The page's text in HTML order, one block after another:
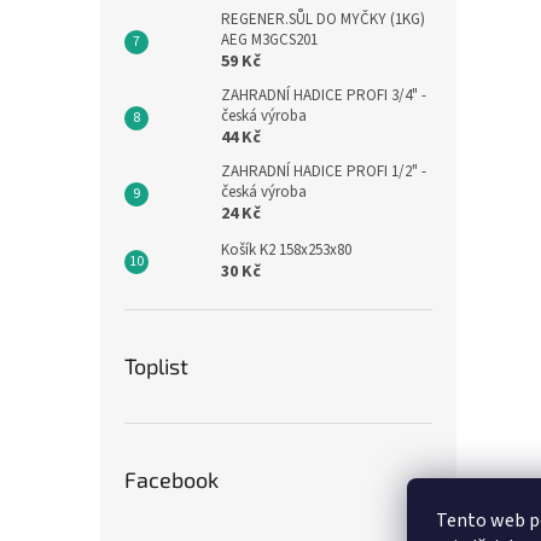
Tento web
REGENER.SŮL DO MYČKY (1KG)
AEG M3GCS201
59 Kč
ZAHRADNÍ HADICE PROFI 3/4" -
česká výroba
44 Kč
ZAHRADNÍ HADICE PROFI 1/2" -
česká výroba
24 Kč
Košík K2 158x253x80
30 Kč
Toplist
Facebook